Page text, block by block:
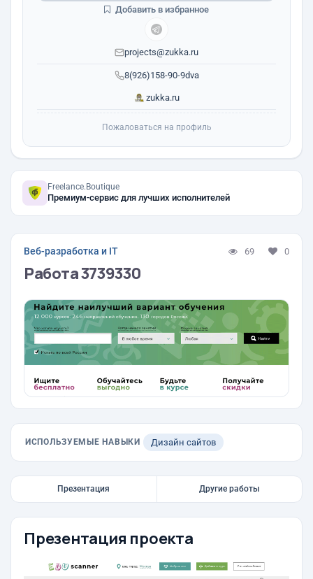
8(926)158-90-9dva
projects@zukka.ru
zukka.ru
Добавить в избранное
Пожаловаться на профиль
Freelance.Boutique
Премиум-сервис для лучших исполнителей
Веб-разработка и IT 69 0
Работа 3739330
ИСПОЛЬЗУЕМЫЕ НАВЫКИ Дизайн сайтов
Презентация Другие работы
Презентация проекта